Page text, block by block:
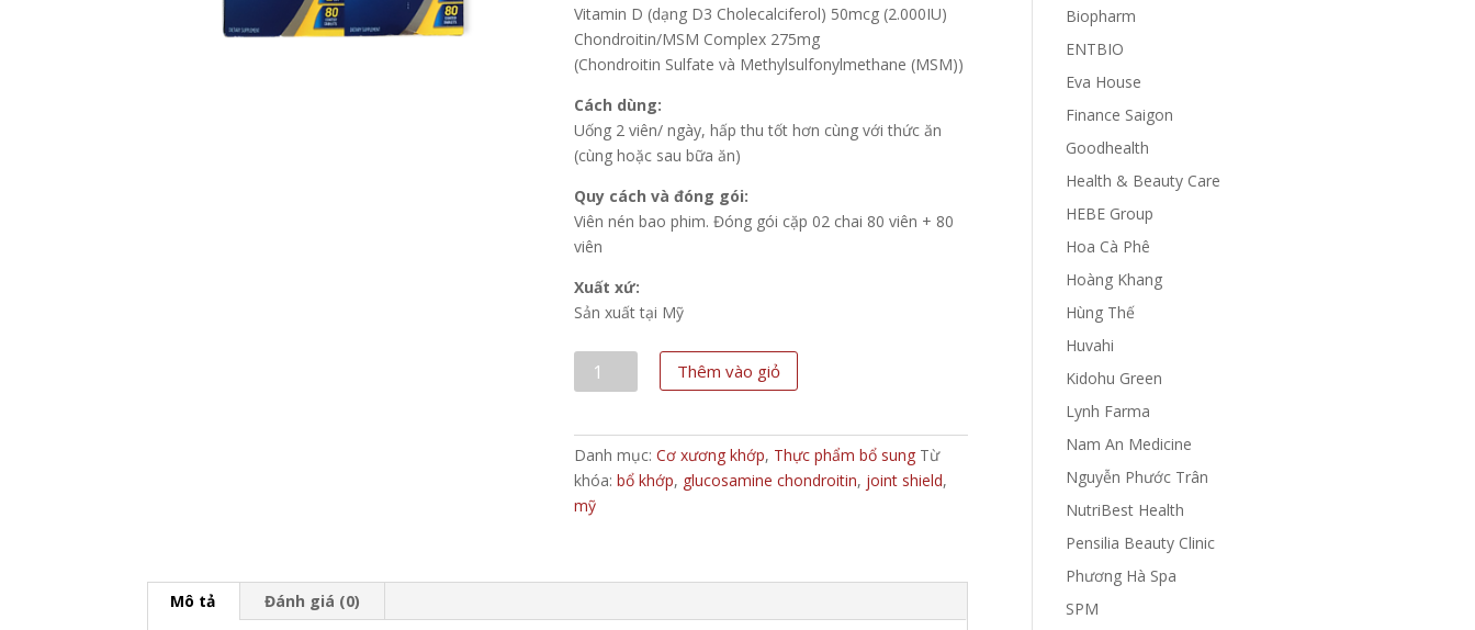
Vitamin D (dạng D3 Cholecalciferol) 50mcg (2.000IU)
Chondroitin/MSM Complex 275mg
(Chondroitin Sulfate và Methylsulfonylmethane (MSM))
Cách dùng:
Uống 2 viên/ ngày, hấp thu tốt hơn cùng với thức ăn
(cùng hoặc sau bữa ăn)
Quy cách và đóng gói:
Viên nén bao phim. Đóng gói cặp 02 chai 80 viên + 80
viên
Xuất xứ:
Sản xuất tại Mỹ
Osteo
Bi-
số
lượng
Thêm vào giỏ
Danh mục: Cơ xương khớp, Thực phẩm bổ sung Từ
khóa: bổ khớp, glucosamine chondroitin, joint shield,
mỹ
Mô tả Đánh giá (0)
Biopharm
ENTBIO
Eva House
Finance Saigon
Goodhealth
Health & Beauty Care
HEBE Group
Hoa Cà Phê
Hoàng Khang
Hùng Thế
Huvahi
Kidohu Green
Lynh Farma
Nam An Medicine
Nguyễn Phước Trân
NutriBest Health
Pensilia Beauty Clinic
Phương Hà Spa
SPM